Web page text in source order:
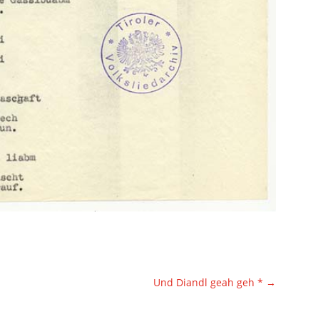
Und Diandl geah geh * →